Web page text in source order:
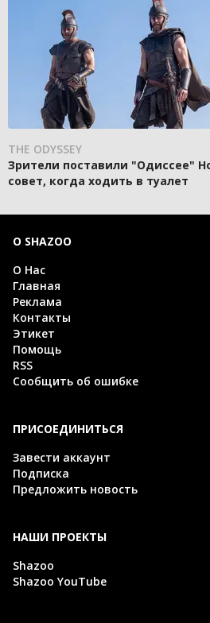
THE ODYSSEY
Зрители поставили "Одиссее"
совет, когда ходить в туалет
О SHAZOO
О Нас
Главная
Реклама
Контакты
Этикет
Помощь
RSS
Сообщить об ошибке
ПРИСОЕДИНИТЬСЯ
Завести аккаунт
Подписка
Предложить новость
НАШИ ПРОЕКТЫ
Shazoo
Shazoo YouTube